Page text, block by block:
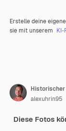
Erstelle deine
sie mit unserem KI-
alexuhrin95
Diese Fotos